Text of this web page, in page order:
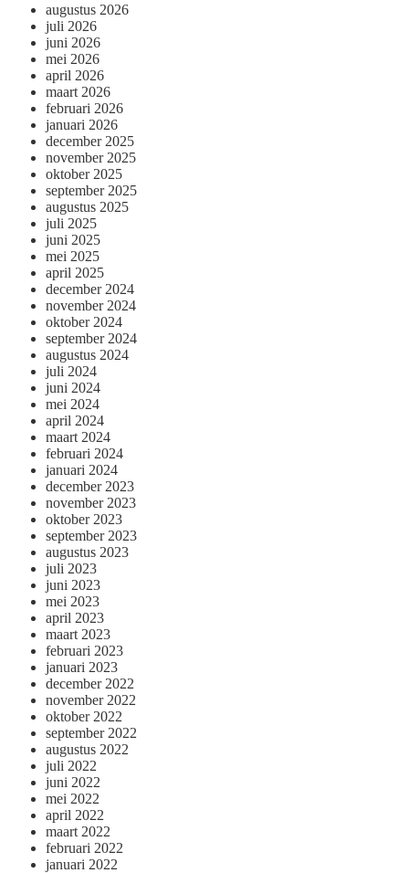
augustus 2026
juli 2026
juni 2026
mei 2026
april 2026
maart 2026
februari 2026
januari 2026
december 2025
november 2025
oktober 2025
september 2025
augustus 2025
juli 2025
juni 2025
mei 2025
april 2025
december 2024
november 2024
oktober 2024
september 2024
augustus 2024
juli 2024
juni 2024
mei 2024
april 2024
maart 2024
februari 2024
januari 2024
december 2023
november 2023
oktober 2023
september 2023
augustus 2023
juli 2023
juni 2023
mei 2023
april 2023
maart 2023
februari 2023
januari 2023
december 2022
november 2022
oktober 2022
september 2022
augustus 2022
juli 2022
juni 2022
mei 2022
april 2022
maart 2022
februari 2022
januari 2022